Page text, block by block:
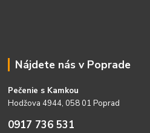
Nájdete nás v Poprade
Pečenie s Kamkou
Hodžova 4944, 058 01 Poprad
0917 736 531